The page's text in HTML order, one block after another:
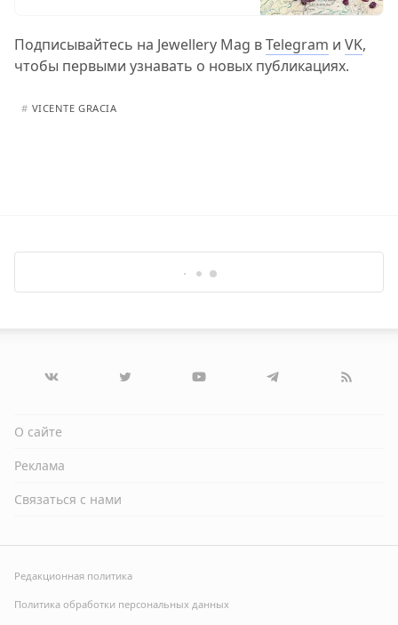
Подписывайтесь на Jewellery Mag вTelegram и VK,
чтобы первыми узнавать о новых публикациях.
# VICENTE GRACIA
О сайте
Реклама
Связаться с нами
Редакционная политика
Политика обработки персональных данных